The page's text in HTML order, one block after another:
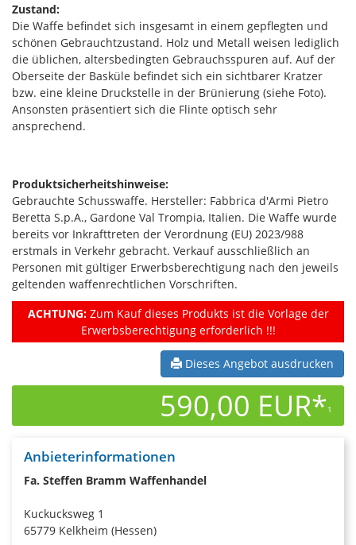
Zustand:
Die Waffe befindet sich insgesamt in einem gepflegten und
schönen Gebrauchtzustand. Holz und Metall weisen lediglich
die üblichen, altersbedingten Gebrauchsspuren auf. Auf der
Oberseite der Basküle befindet sich ein sichtbarer Kratzer
bzw. eine kleine Druckstelle in der Brünierung (siehe Foto).
Ansonsten präsentiert sich die Flinte optisch sehr
ansprechend.
Produktsicherheitshinweise:
Gebrauchte Schusswaffe. Hersteller: Fabbrica d'Armi Pietro
Beretta S.p.A., Gardone Val Trompia, Italien. Die Waffe wurde
bereits vor Inkrafttreten der Verordnung (EU) 2023/988
erstmals in Verkehr gebracht. Verkauf ausschließlich an
Personen mit gültiger Erwerbsberechtigung nach den jeweils
geltenden waffenrechtlichen Vorschriften.
ACHTUNG:Zum Kauf dieses Produkts ist die Vorlage der
Erwerbsberechtigung erforderlich !!!
Dieses Angebot ausdrucken
590,00 EUR*1
Anbieterinformationen
Fa. Steffen Bramm Waffenhandel
Kuckucksweg 1
65779 Kelkheim (Hessen)